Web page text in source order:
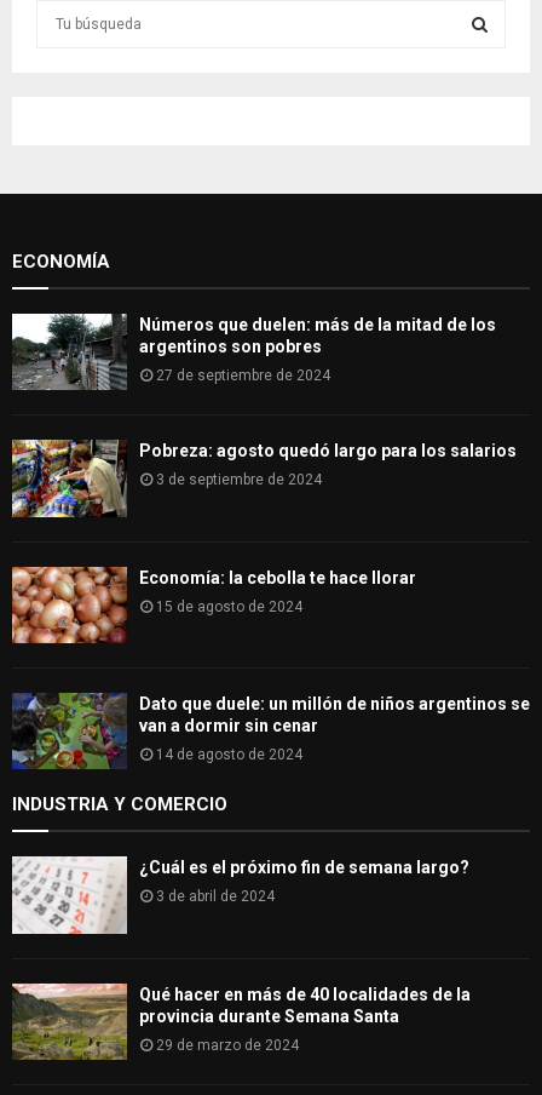
o
H
ECONOMÍA
Números que duelen: más de la mitad de los
argentinos son pobres
27 de septiembre de 2024
Pobreza: agosto quedó largo para los salarios
3 de septiembre de 2024
Economía: la cebolla te hace llorar
15 de agosto de 2024
Dato que duele: un millón de niños argentinos se
van a dormir sin cenar
14 de agosto de 2024
INDUSTRIA Y COMERCIO
¿Cuál es el próximo fin de semana largo?
3 de abril de 2024
Qué hacer en más de 40 localidades de la
provincia durante Semana Santa
29 de marzo de 2024